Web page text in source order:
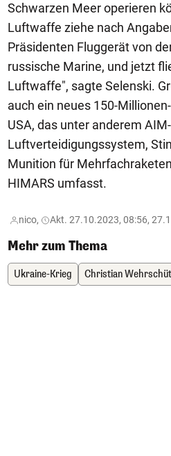
Schwarzen Meer operieren
Luftwaffe ziehe nach
Präsidenten Fluggerät von
russische Marine, und jetzt
Luftwaffe", sagte Selenski.
auch ein neues 150-
USA, das unter anderem
Luftverteidigungssystem,
Munition für
HIMARS umfasst.
nico, Akt. 27.10.2023, 08:56,
Mehr zum Thema
Ukraine-Krieg Christian